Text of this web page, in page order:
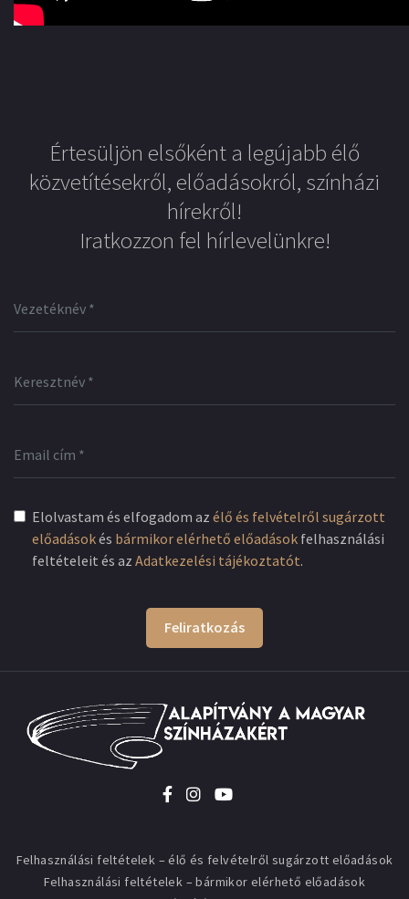
Értesüljön elsőként a legújabb élő
közvetítésekről, előadásokról, színházi
hírekről!
Iratkozzon fel hírlevelünkre!
Elolvastam és elfogadom az élő és felvételről sugárzott
előadásokés bármikor elérhető előadások felhasználási
feltételeit és az Adatkezelési tájékoztatót.
Feliratkozás
Felhasználási feltételek – élő és felvételről sugárzott előadások
Felhasználási feltételek – bármikor elérhető előadások